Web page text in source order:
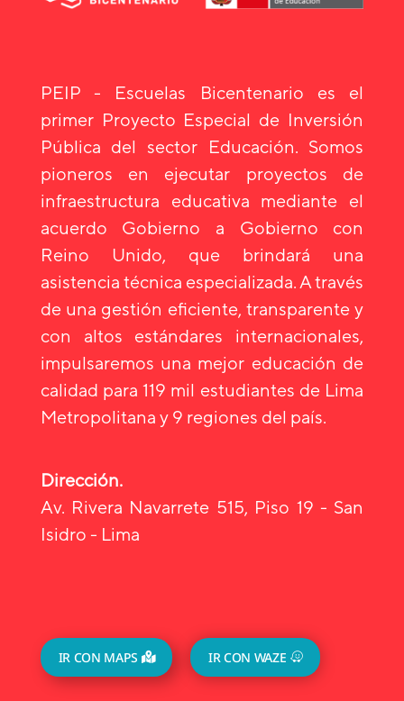
PEIP - Escuelas Bicentenario es el
primer Proyecto Especial de Inversión
Pública del sector Educación. Somos
pioneros en ejecutar proyectos de
infraestructura educativa mediante el
acuerdo Gobierno a Gobierno con
Reino Unido, que brindará una
asistencia técnica especializada. A través
de una gestión eficiente, transparente y
con altos estándares internacionales,
impulsaremos una mejor educación de
calidad para 119 mil estudiantes de Lima
Metropolitana y 9 regiones del país.
Dirección.
Av. Rivera Navarrete 515, Piso 19 - San
Isidro - Lima
IR CON MAPS IR CON WAZE